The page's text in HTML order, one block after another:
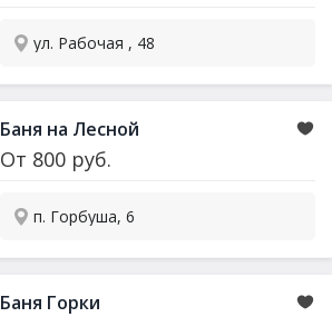
ул. Рабочая , 48
Баня на Лесной
От 800 руб.
п. Горбуша, 6
Баня Горки